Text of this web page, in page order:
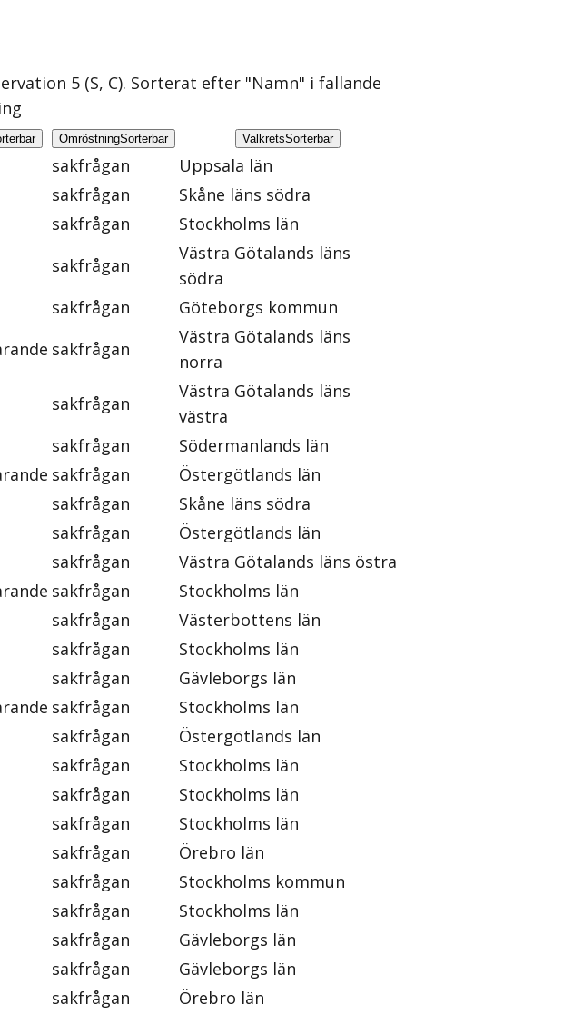
5 (S, C). Sorterat efter "Namn" i fallande
OmröstningSorterbar ValkretsSorterbar
sakfrågan
Uppsala län
sakfrågan
Skåne läns södra
sakfrågan
Stockholms län
sakfrågan
Västra Götalands läns
södra
sakfrågan
Göteborgs kommun
sakfrågan
Västra Götalands läns
norra
sakfrågan
Västra Götalands läns
västra
sakfrågan
Södermanlands län
sakfrågan
Östergötlands län
sakfrågan
Skåne läns södra
sakfrågan
Östergötlands län
sakfrågan
Västra Götalands läns östra
sakfrågan
Stockholms län
sakfrågan
Västerbottens län
sakfrågan
Stockholms län
sakfrågan
Gävleborgs län
sakfrågan
Stockholms län
sakfrågan
Östergötlands län
sakfrågan
Stockholms län
sakfrågan
Stockholms län
sakfrågan
Stockholms län
sakfrågan
Örebro län
sakfrågan
Stockholms kommun
sakfrågan
Stockholms län
sakfrågan
Gävleborgs län
sakfrågan
Gävleborgs län
sakfrågan
Örebro län